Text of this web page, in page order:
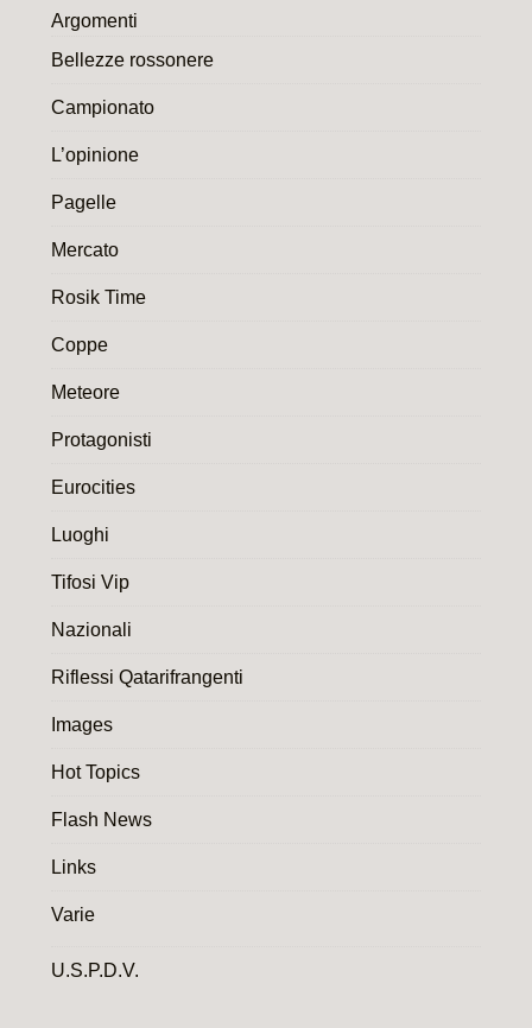
Argomenti
Bellezze rossonere
Campionato
L’opinione
Pagelle
Mercato
Rosik Time
Coppe
Meteore
Protagonisti
Eurocities
Luoghi
Tifosi Vip
Nazionali
Riflessi Qatarifrangenti
Images
Hot Topics
Flash News
Links
Varie
U.S.P.D.V.